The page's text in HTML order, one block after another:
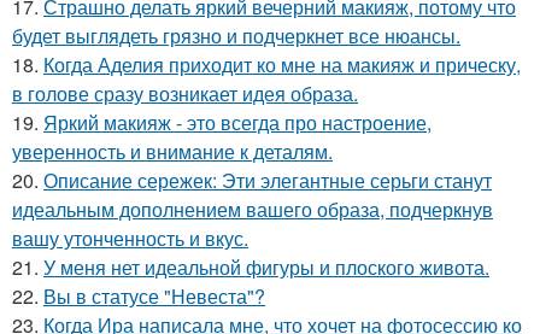
17. Страшно делать яркий вечерний макияж, потому что
будет выглядеть грязно и подчеркнет все нюансы.
18. Когда Аделия приходит ко мне на макияж и прическу,
в голове сразу возникает идея образа.
19. Яркий макияж - это всегда про настроение,
уверенность и внимание к деталям.
20. Описание сережек: Эти элегантные серьги станут
идеальным дополнением вашего образа, подчеркнув
вашу утонченность и вкус.
21. У меня нет идеальной фигуры и плоского живота.
22. Вы в статусе "Невеста"?
23. Когда Ира написала мне, что хочет на фотосессию ко